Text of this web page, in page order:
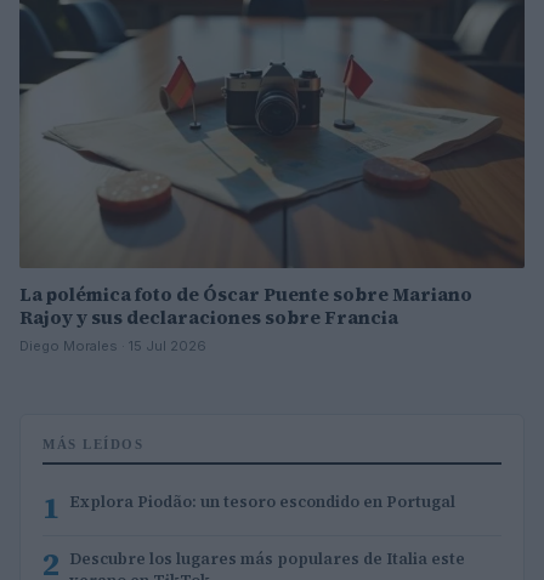
La polémica foto de Óscar Puente sobre Mariano
Rajoy y sus declaraciones sobre Francia
Diego Morales · 15 Jul 2026
MÁS LEÍDOS
1 Explora Piodão: un tesoro escondido en Portugal
2 Descubre los lugares más populares de Italia este